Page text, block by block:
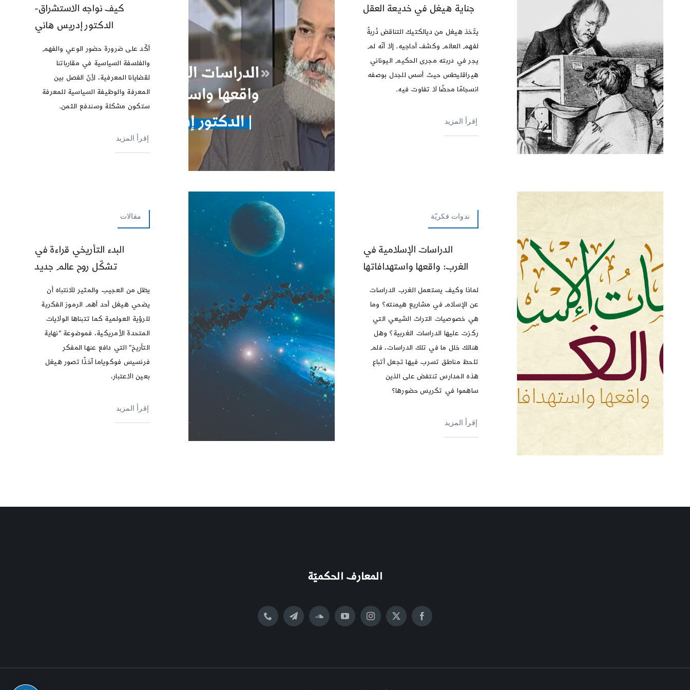
جناية هيغل في خديعة العقل
يتّخذ هيغل من ديالكتيك التناقض دُربةً
لفهم العالم وكشف أحاجيه. إلا أنّه لم
يجر في دربته مجرى الحكيم اليوناني
هيراقليطس حيث أسس للجدل بوصفه
انسجامًا محضًا لا تفاوت فيه.
إقرأ المزيد
كيف نواجه الاستشراق-
الدكتور إدريس هاني
أكّد على ضرورة حضور الوعي والفهم
والفلسفة السياسية في مقارباتنا
لقضايانا المعرفية، لأنّ الفصل بين
المعرفة والوظيفة السياسية للمعرفة
ستكون مشكلة وسندفع الثمن.
إقرأ المزيد
ندوات فكريّة
الدراسات الإسلامية في
الغرب: واقعها واستهدافاتها
لماذا وكيف يستعمل الغرب الدراسات
عن الإسلام في مشاريع هيمنته؟ وما
هي خصوصيات التراث الشيعي التي
ركزت عليها الدراسات الغربية؟ وهل
هنالك خلل ما في تلك الدراسات، فلم
تلحظ مناطق تسرب فيها تجعل أتباع
هذه المدارس تنتفض على الذين
ساهموا في تكريس حضورها؟
إقرأ المزيد
مقالات
البدء التأريخي قراءة في
تشكّل روح عالم جديد
يظل من العجيب والمثير للانتباه أن
يضحي هيغل أحد أهم الرموز الفكرية
للرؤية العولمية كما تتبناها الولايات
المتحدة الأمريكية، فموضوعة "نهاية
التأريخ" التي دافع عنها المفكر
فرنسيس فوكوياما آخذًا تصور هيغل
بعين الاعتبار،
إقرأ المزيد
المعارف الحكميّة